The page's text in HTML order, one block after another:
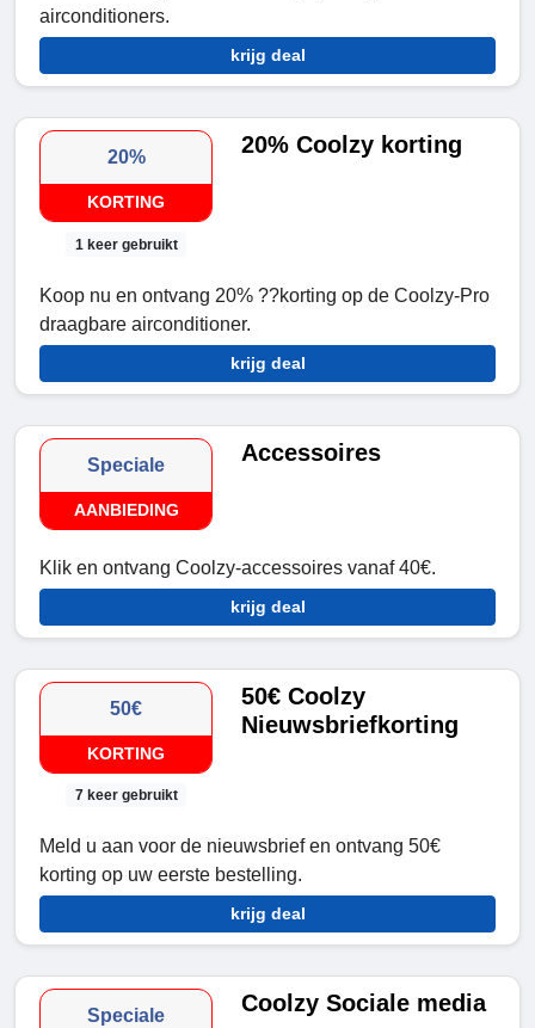
airconditioners.
krijg deal
20%
KORTING
1 keer gebruikt
20% Coolzy korting
Koop nu en ontvang 20% ??korting op de Coolzy-Pro
draagbare airconditioner.
krijg deal
Speciale
AANBIEDING
Accessoires
Klik en ontvang Coolzy-accessoires vanaf 40€.
krijg deal
50€
KORTING
7 keer gebruikt
50€ Coolzy
Nieuwsbriefkorting
Meld u aan voor de nieuwsbrief en ontvang 50€
korting op uw eerste bestelling.
krijg deal
Speciale Coolzy Sociale media